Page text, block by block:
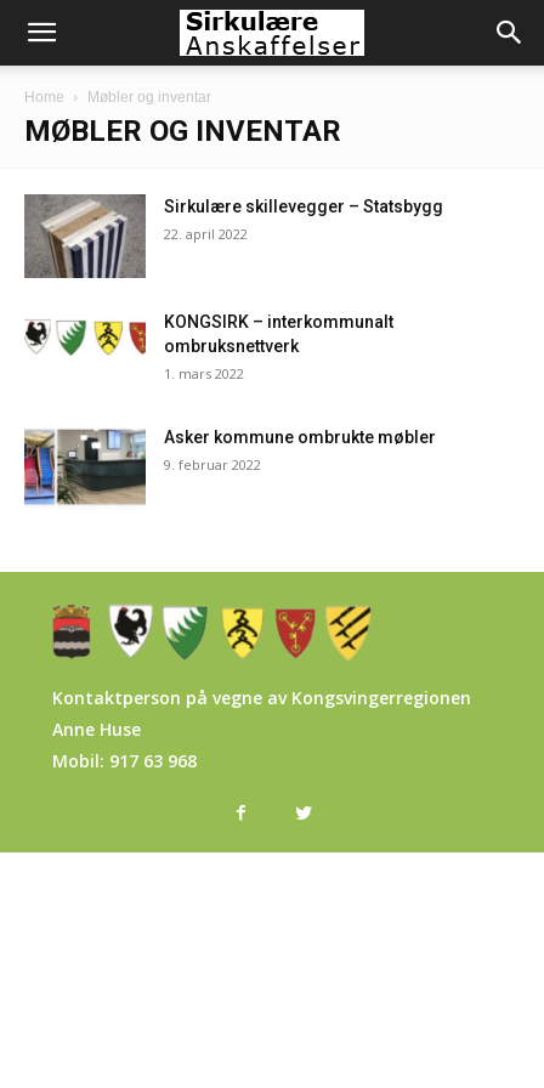
Home Møbler og inventar
MØBLER OG INVENTAR
Sirkulære skillevegger – Statsbygg
22. april 2022
KONGSIRK – interkommunalt
ombruksnettverk
1. mars 2022
Asker kommune ombrukte møbler
9. februar 2022
Kontaktperson på vegne av Kongsvingerregionen
Anne Huse
Mobil: 917 63 968